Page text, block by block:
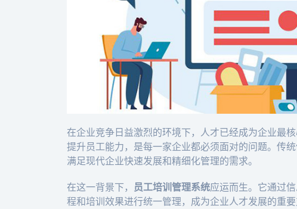
在企业竞争日益激烈的环境下，人才已经成为企业最
提升员工能力，是每一家企业都必须面对的问题。传
满足现代企业快速发展和精细化管理的需求。
在这一背景下， 员工培训管理系统应运而生。它通过
程和培训效果进行统一管理，成为企业人才发展的重要